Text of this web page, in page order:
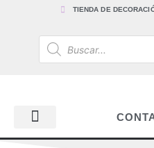
TIENDA DE